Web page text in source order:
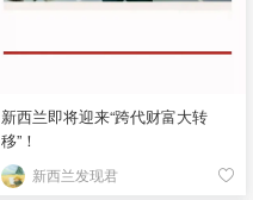
新西兰即将迎来“跨代财富大转
移”！
新西兰发现君